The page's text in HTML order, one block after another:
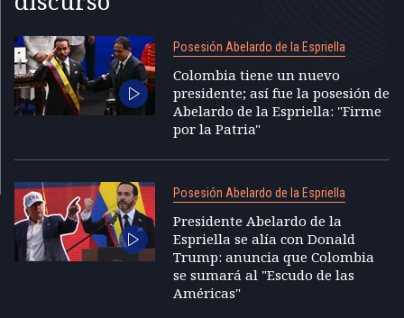
Posesión Abelardo de la Espriella
Colombia tiene un nuevo
presidente; así fue la posesión de
Abelardo de la Espriella: "Firme
por la Patria"
Posesión Abelardo de la Espriella
Presidente Abelardo de la
Espriella se alía con Donald
Trump: anuncia que Colombia
se sumará al "Escudo de las
Américas"